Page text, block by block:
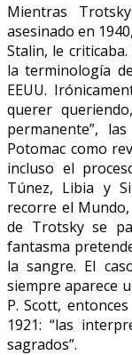
Mientras
asesinado en
Stalin, le
la terminología
EEUU.
querer
permanente”,
Potomac como
incluso el
Túnez, Libia y
recorre el
de Trotsky se
fantasma
la sangre. El
siempre aparece
P. Scott,
1921: “las
sagrados”.